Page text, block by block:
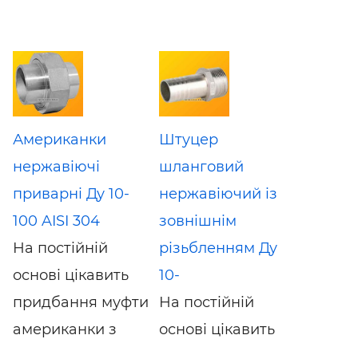
Американки
нержавіючі
приварні Ду 10-
100 AISI 304
На постійній
основі цікавить
придбання муфти
американки з
Штуцер
шланговий
нержавіючий із
зовнішнім
різьбленням Ду
10-
На постійній
основі цікавить